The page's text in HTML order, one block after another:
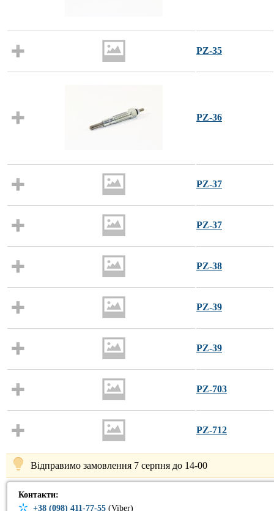
PZ-35
PZ-36
PZ-37
PZ-37
PZ-38
PZ-39
PZ-39
PZ-703
PZ-712
Відправимо замовлення 7 серпня до 14-00
Контакти:
+38 (098) 411-77-55 (Viber)